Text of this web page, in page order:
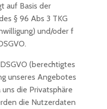
auf Basis der
§ 96 Abs 3 TKG
und/oder f
(berechtigtes
unseres Angebotes
die Privatsphäre
die Nutzerdaten